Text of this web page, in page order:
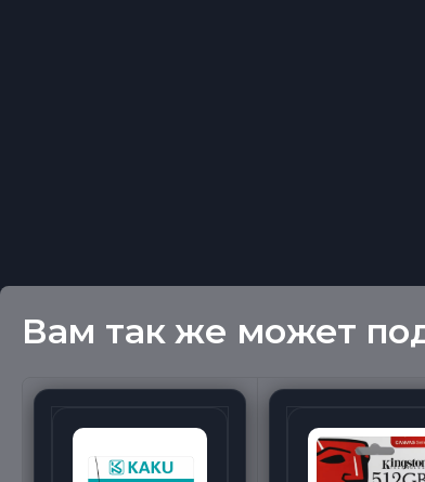
Вам так же может